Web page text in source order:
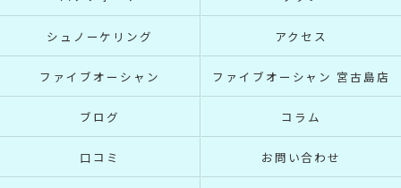
シュノーケリング アクセス
ファイブオーシャン ファイブオーシャン 宮古島店
ブログ コラム
口コミ お問い合わせ